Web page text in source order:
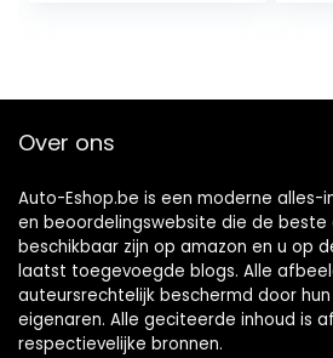
Over ons
Auto-Eshop.be is een moderne alles-
en beoordelingswebsite die de beste
beschikbaar zijn op amazon en u op
laatst toegevoegde blogs. Alle
auteursrechtelijk beschermd door
eigenaren. Alle geciteerde inhoud is
respectievelijke bronnen.